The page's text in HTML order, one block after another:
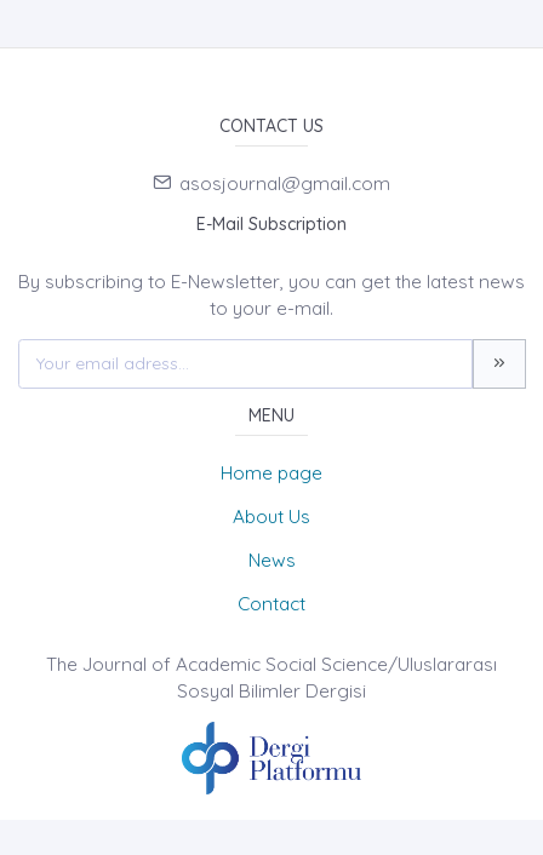
CONTACT US
asosjournal@gmail.com
E-Mail Subscription
By subscribing to E-Newsletter, you can get the latest news
to your e-mail.
MENU
Home page
About Us
News
Contact
The Journal of Academic Social Science/Uluslararası
Sosyal Bilimler Dergisi